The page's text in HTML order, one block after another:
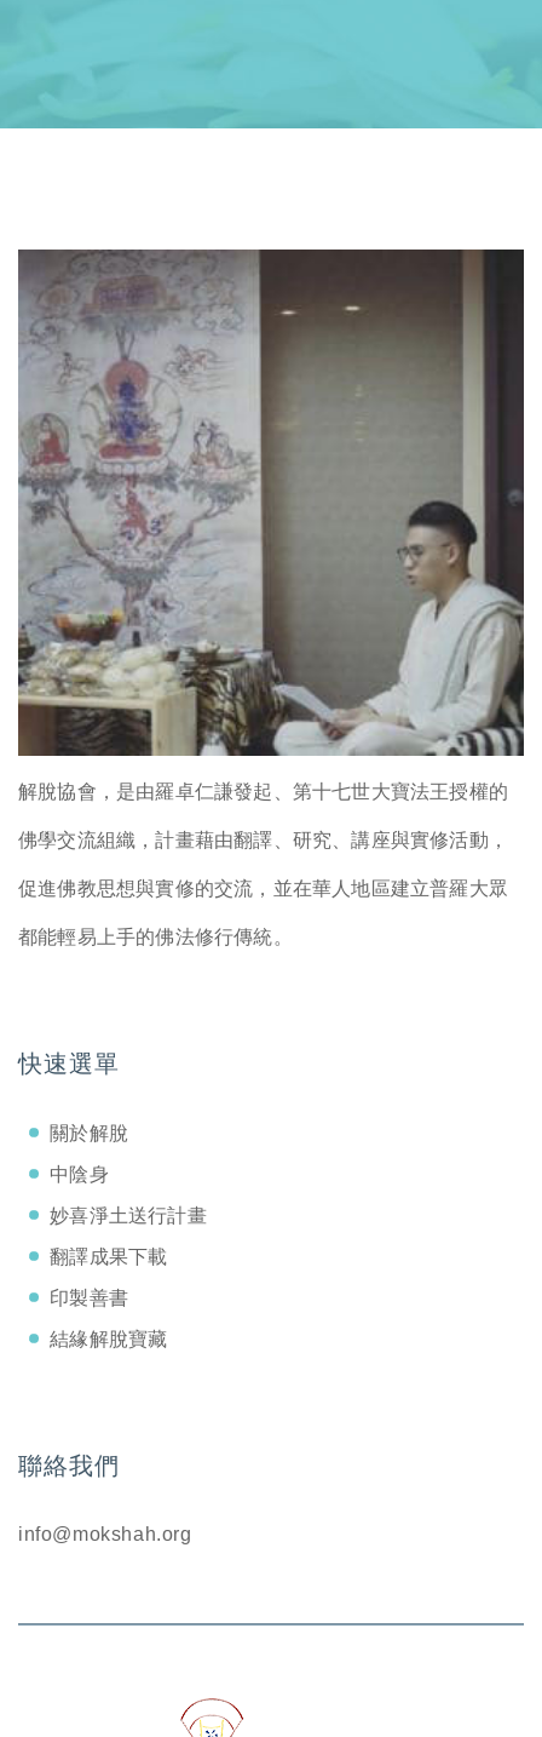
解脫協會，是由羅卓仁謙發起、第十七世大寶法王授權的
佛學交流組織，計畫藉由翻譯、研究、講座與實修活動，
促進佛教思想與實修的交流，並在華人地區建立普羅大眾
都能輕易上手的佛法修行傳統。
快速選單
關於解脫
中陰身
妙喜淨土送行計畫
翻譯成果下載
印製善書
結緣解脫寶藏
聯絡我們
info@mokshah.org